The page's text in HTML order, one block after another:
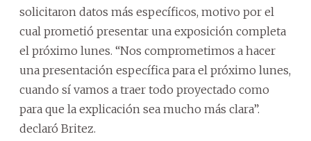
solicitaron datos más específicos, motivo por el
cual prometió presentar una exposición completa
el próximo lunes. “Nos comprometimos a hacer
una presentación específica para el próximo lunes,
cuando sí vamos a traer todo proyectado como
para que la explicación sea mucho más clara”.
declaró Britez.